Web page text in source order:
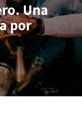
Una
por